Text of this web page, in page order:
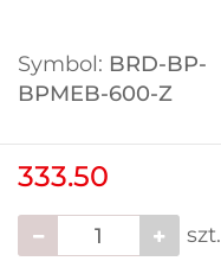
Symbol: BRD-BP-
BPMEB-600-Z
333.50
szt.